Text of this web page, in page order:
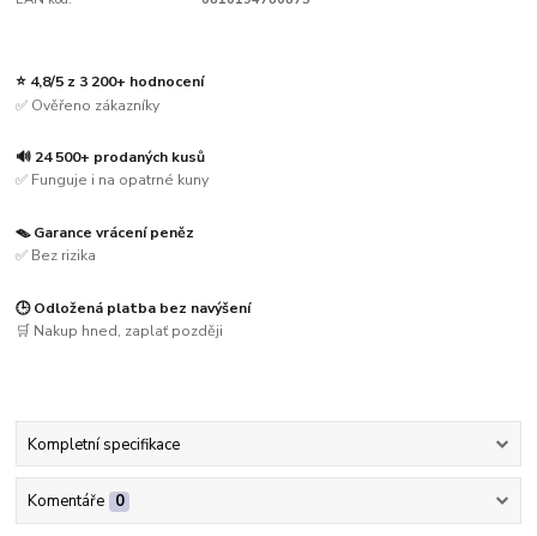
⭐ 4,8/5 z 3 200+ hodnocení
✅ Ověřeno zákazníky
🔊 24 500+ prodaných kusů
✅ Funguje i na opatrné kuny
🪤 Garance vrácení peněz
✅ Bez rizika
🕒 Odložená platba bez navýšení
🛒 Nakup hned, zaplať později
Kompletní specifikace
Komentáře 0